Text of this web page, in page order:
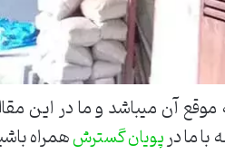
آن میباشد و ما در این
ما درپویان گسترشهمراه